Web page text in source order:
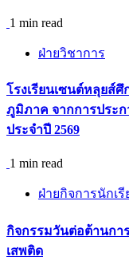
1 min read
ฝ่ายวิชาการ
โรงเรียนเซนต์หลุยส์
ภูมิภาค จากการประก
ประจำปี 2569
1 min read
ฝ่ายกิจการนักเรี
กิจกรรม​วันต่อต้านก
เสพติด